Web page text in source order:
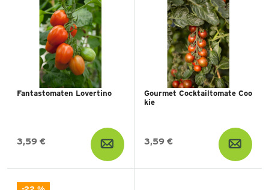
Fantastomaten Lovertino
3,59 €
Gourmet Cocktailtomate Coo
kie
3,59 €